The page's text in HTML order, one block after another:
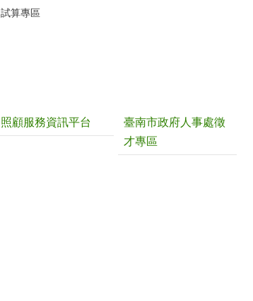
試算專區
照顧服務資訊平台
臺南市政府人事處徵
才專區